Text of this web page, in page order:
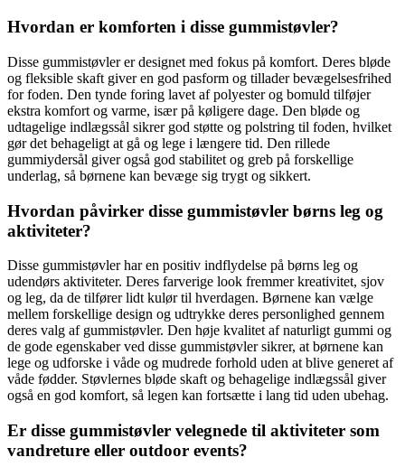
Hvordan er komforten i disse gummistøvler?
Disse gummistøvler er designet med fokus på komfort. Deres bløde
og fleksible skaft giver en god pasform og tillader bevægelsesfrihed
for foden. Den tynde foring lavet af polyester og bomuld tilføjer
ekstra komfort og varme, især på køligere dage. Den bløde og
udtagelige indlægssål sikrer god støtte og polstring til foden, hvilket
gør det behageligt at gå og lege i længere tid. Den rillede
gummiydersål giver også god stabilitet og greb på forskellige
underlag, så børnene kan bevæge sig trygt og sikkert.
Hvordan påvirker disse gummistøvler børns leg og
aktiviteter?
Disse gummistøvler har en positiv indflydelse på børns leg og
udendørs aktiviteter. Deres farverige look fremmer kreativitet, sjov
og leg, da de tilfører lidt kulør til hverdagen. Børnene kan vælge
mellem forskellige design og udtrykke deres personlighed gennem
deres valg af gummistøvler. Den høje kvalitet af naturligt gummi og
de gode egenskaber ved disse gummistøvler sikrer, at børnene kan
lege og udforske i våde og mudrede forhold uden at blive generet af
våde fødder. Støvlernes bløde skaft og behagelige indlægssål giver
også en god komfort, så legen kan fortsætte i lang tid uden ubehag.
Er disse gummistøvler velegnede til aktiviteter som
vandreture eller outdoor events?